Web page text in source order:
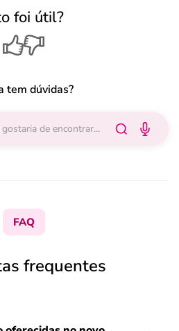
foi útil?
tem dúvidas?
FAQ
frequentes